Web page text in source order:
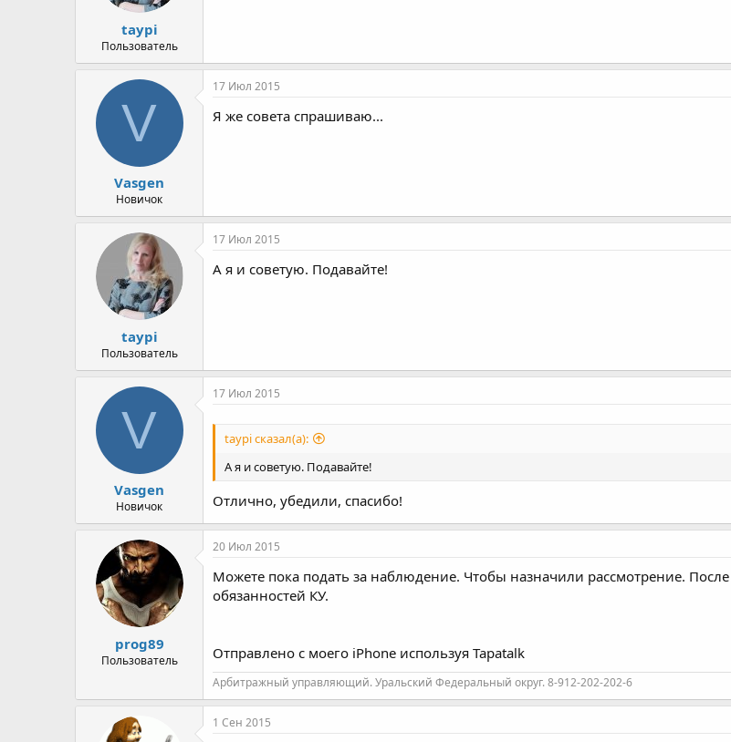
taypi
Пользователь
V
Vasgen
Новичок
17 Июл 2015
Я же совета спрашиваю...
taypi
Пользователь
17 Июл 2015
А я и советую. Подавайте!
V
Vasgen
Новичок
17 Июл 2015
taypi сказал(а):
А я и советую. Подавайте!
Отлично, убедили, спасибо!
prog89
Пользователь
20 Июл 2015
Можете пока подать за наблюдение. Чтобы назначили рассмотрение.
обязанностей КУ.
Отправлено с моего iPhone используя Tapatalk
Арбитражный управляющий. Уральский Федеральный округ. 8-912-202-202-6
1 Сен 2015